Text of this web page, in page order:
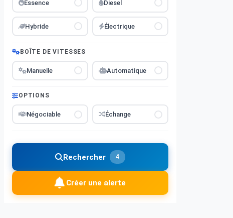
Essence Diesel
Hybride Électrique
BOÎTE DE VITESSES
Manuelle Automatique
OPTIONS
Négociable Échange
Rechercher 4
Créer une alerte